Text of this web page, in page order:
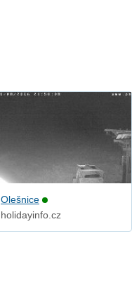
Olešnice
holidayinfo.cz